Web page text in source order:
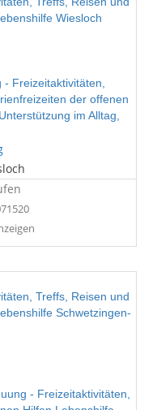
Freizeitaktivitäten,
der offenen
Unterstützung im Alltag,
- Freizeitaktivitäten,